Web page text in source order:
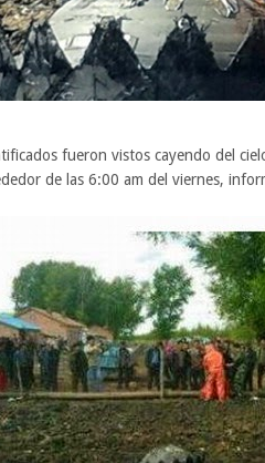
fueron vistos cayendo del
de las 6:00 am del viernes,